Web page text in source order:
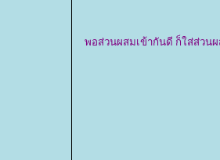
พอส่วนผสมเข้ากันดี ก็ใส่ส่วน